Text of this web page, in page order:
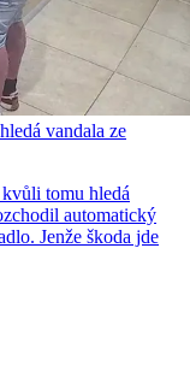
vandala ze
tomu hledá
automatický
Jenže škoda jde